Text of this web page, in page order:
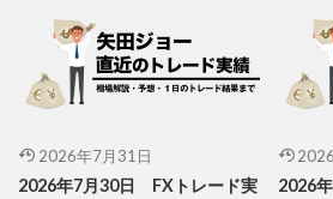
2026年7月31日
2026年7月30日 FXトレード実
2026